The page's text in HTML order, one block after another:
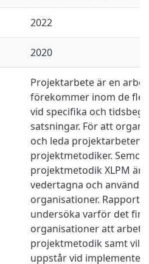
2022
2020
Projektarbete är en
förekommer inom de
vid specifika och
satsningar. För att
och leda projektarbeten
projektmetodiker.
projektmetodik XLPM är
vedertagna och används
organisationer.
undersöka varför det
organisationer att
projektmetodik samt
uppstår vid